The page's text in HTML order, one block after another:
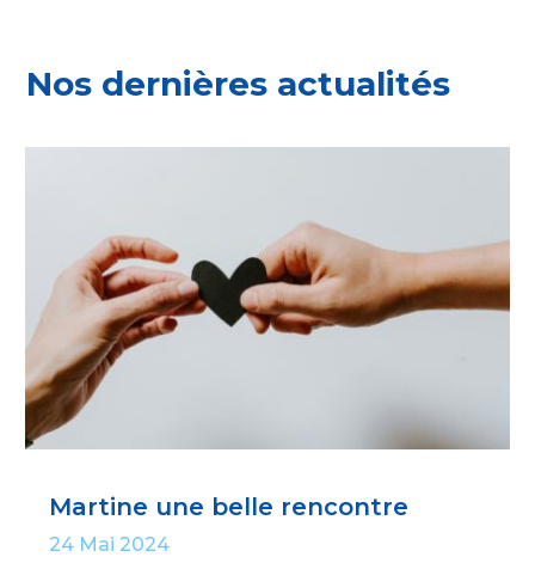
Nos dernières actualités
Martine une belle rencontre
24 Mai 2024